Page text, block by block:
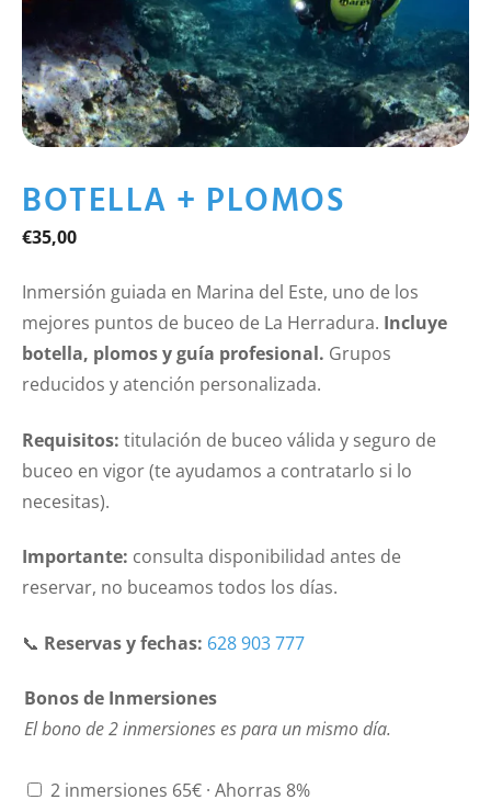
BOTELLA + PLOMOS
€35,00
Inmersión guiada en Marina del Este, uno de los
mejores puntos de buceo de La Herradura. Incluye
botella, plomos y guía profesional. Grupos
reducidos y atención personalizada.
Requisitos: titulación de buceo válida y seguro de
buceo en vigor (te ayudamos a contratarlo si lo
necesitas).
Importante: consulta disponibilidad antes de
reservar, no buceamos todos los días.
📞 Reservas y fechas: 628 903 777
Bonos de Inmersiones
El bono de 2 inmersiones es para un mismo día.
2 inmersiones 65€ · Ahorras 8%